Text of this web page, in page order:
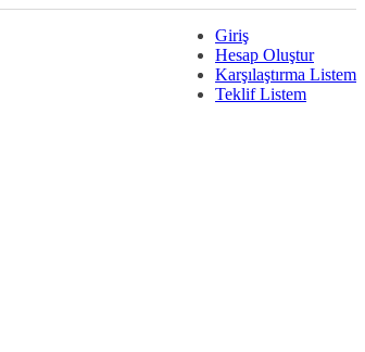
Giriş
Hesap Oluştur
Karşılaştırma Listem
Teklif Listem